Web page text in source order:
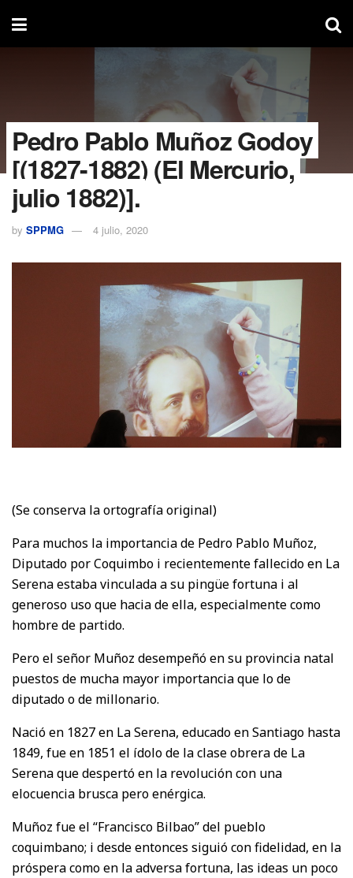
Pedro Pablo Muñoz Godoy
[(1827-1882) (El Mercurio,
julio 1882)].
by SPPMG 4 julio, 2020
(Se conserva la ortografía original)
Para muchos la importancia de Pedro Pablo Muñoz,
Diputado por Coquimbo i recientemente fallecido en La
Serena estaba vinculada a su pingüe fortuna i al
generoso uso que hacia de ella, especialmente como
hombre de partido.
Pero el señor Muñoz desempeñó en su provincia natal
puestos de mucha mayor importancia que lo de
diputado o de millonario.
Nació en 1827 en La Serena, educado en Santiago hasta
1849, fue en 1851 el ídolo de la clase obrera de La
Serena que despertó en la revolución con una
elocuencia brusca pero enérgica.
Muñoz fue el “Francisco Bilbao” del pueblo
coquimbano; i desde entonces siguió con fidelidad, en la
próspera como en la adversa fortuna, las ideas un poco